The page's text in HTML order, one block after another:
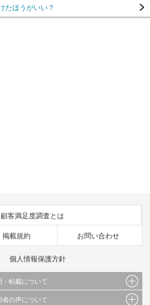
たほうがいい？
客満足度調査とは
掲載規約 お問い合わせ
個人情報保護方針
・転載について
写真、イラスト、画像データ等）及びこれらの配
者の声について